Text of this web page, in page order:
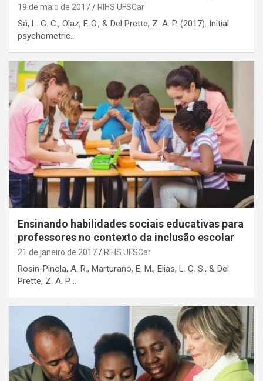
19 de maio de 2017 RIHS UFSCar
Sá, L. G. C., Olaz, F. O., & Del Prette, Z. A. P. (2017). Initial
psychometric…
Ensinando habilidades sociais educativas para
professores no contexto da inclusão escolar
21 de janeiro de 2017 RIHS UFSCar
Rosin-Pinola, A. R., Marturano, E. M., Elias, L. C. S., & Del
Prette, Z. A. P.…